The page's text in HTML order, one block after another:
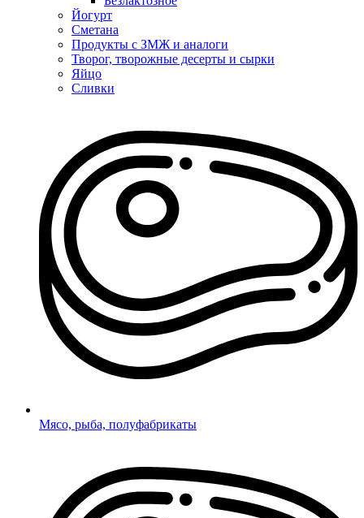
Йогурт
Сметана
Продукты с ЗМЖ и аналоги
Творог, творожные десерты и сырки
Яйцо
Сливки
Мясо, рыба, полуфабрикаты